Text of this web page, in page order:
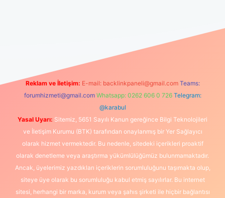
Reklam ve İletişim: E-mail: backlinkpaneli@gmail.com Teams:
forumhizmeti@gmail.com Whatsapp: 0262 606 0 726 Telegram:
@karabul
Yasal Uyarı: Sitemiz, 5651 Sayılı Kanun gereğince Bilgi Teknolojileri
ve İletişim Kurumu (BTK) tarafından onaylanmış bir Yer Sağlayıcı
olarak hizmet vermektedir. Bu nedenle, sitedeki içerikleri proaktif
olarak denetleme veya araştırma yükümlülüğümüz bulunmamaktadır.
Ancak, üyelerimiz yazdıkları içeriklerin sorumluluğunu taşımakta olup,
siteye üye olarak bu sorumluluğu kabul etmiş sayılırlar. Bu internet
sitesi, herhangi bir marka, kurum veya şahıs şirketi ile hiçbir bağlantısı